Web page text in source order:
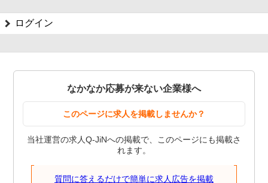
ログイン
なかなか応募が来ない企業様へ
このページに求人を掲載しませんか？
当社運営の求人Q-JiNへの掲載で、このページにも掲載さ
れます。
質問に答えるだけで簡単に求人広告を掲載